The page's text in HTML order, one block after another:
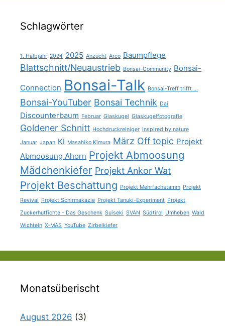
Schlagwörter
1. Halbjahr 2024 2025 Anzucht Arco Baumpflege
Blattschnitt/Neuaustrieb Bonsai-Community Bonsai-
Connection Bonsai-Talk Bonsai-Treff trifft ...
Bonsai-YouTuber Bonsai Technik Dai
Discounterbaum Februar Glaskugel Glaskugelfotografie
Goldener Schnitt Hochdruckreiniger inspired by nature
Januar Japan KI Masahiko Kimura März Off topic Projekt
Abmoosung Ahorn Projekt Abmoosung
Mädchenkiefer Projekt Ankor Wat
Projekt Beschattung Projekt Mehrfachstamm Projekt
Revival Projekt Schirmakazie Projekt Tanuki-Experiment Projekt
Zuckerhutfichte - Das Geschenk Suiseki SVAN Südtirol Umheben Wald
Wichteln X-MAS YouTube Zirbelkiefer
Monatsüberischt
August 2026 (3)